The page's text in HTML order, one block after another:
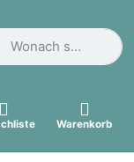
Sie einen
Warenkorb